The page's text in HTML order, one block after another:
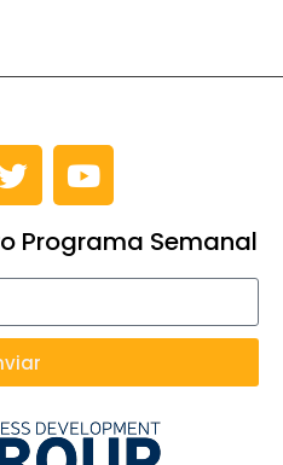
Programa Semanal